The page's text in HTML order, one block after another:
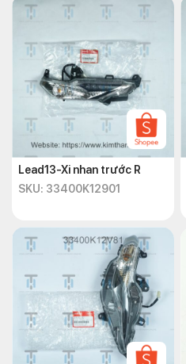
Lead13-Xi nhan trước R
SKU: 33400K12901